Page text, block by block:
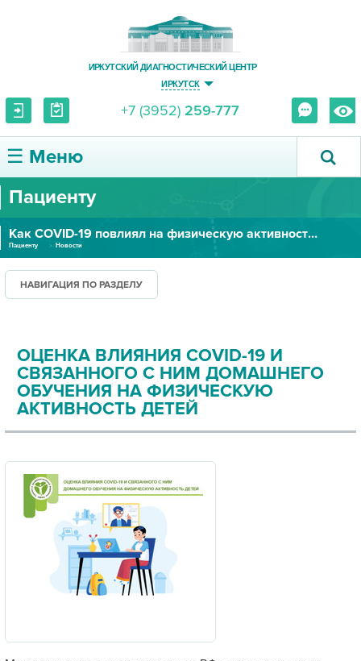
ИРКУТСКИЙ ДИАГНОСТИЧЕСКИЙ ЦЕНТР
ИРКУТСК
+7 (3952) 259-777
☰ Меню
О ЦЕНТРЕ
УСЛУГИ И ЦЕНЫ
ПАЦИЕНТУ
ПРАВОВАЯ ИНФОРМАЦИЯ
Пациенту
Как COVID-19 повлиял на физическую активность детей
Пациенту Новости
НАВИГАЦИЯ ПО РАЗДЕЛУ
ОЦЕНКА ВЛИЯНИЯ COVID-19 И
СВЯЗАННОГО С НИМ ДОМАШНЕГО
ОБУЧЕНИЯ НА ФИЗИЧЕСКУЮ
АКТИВНОСТЬ ДЕТЕЙ